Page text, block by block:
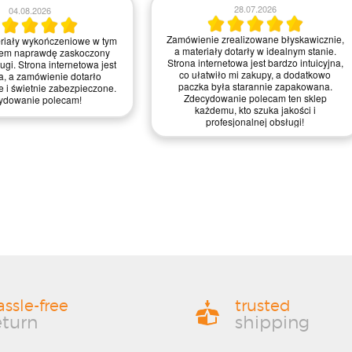
23.07.2026
błyskawicznie,
dotarły w
świetnie zapakowane.
intuicyjna i przyjemna w
ułatwiło mi
wrócę po więcej!
21.07.2026
Zamówienie było proste do zrealizowania,
a strona intuicyjna. Myślę, że mogliby
trochę poprawić szybkość dostawy, ale
ogólnie jestem zadowolony z jakości
materiałów i obsługi – zasługują na
mocne cztery gwiazdki!
free trusted
shipping